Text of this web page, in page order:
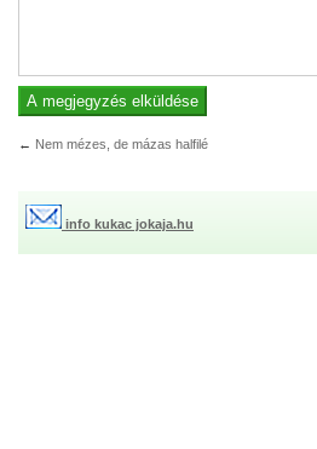
← Nem mézes, de mázas halfilé
info kukac jokaja.hu